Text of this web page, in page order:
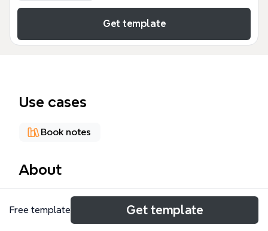
Get template
Use cases
Book notes
About
《设计心理学》Xmind 思维导图模板基于唐纳德·诺曼
的经典著作，包含 134 个节点，覆盖 7 大核心章节，
如“日用品中的设计问题”、“日常操作心理学”和“已用户
Free template Get template